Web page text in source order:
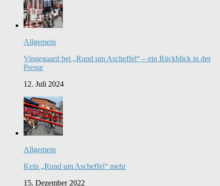
Allgemein
Vingegaard bei „Rund um Ascheffel“ – ein Rückblick in der
Presse
12. Juli 2024
Allgemein
Kein „Rund um Ascheffel“ mehr
15. Dezember 2022